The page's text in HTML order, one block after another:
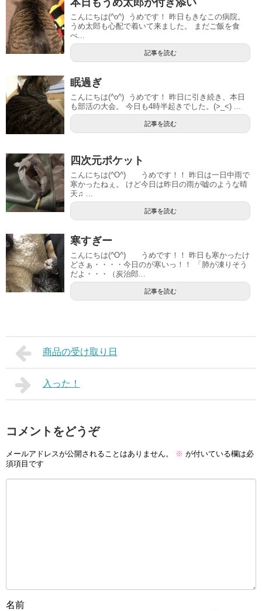
こんにちは(^o^) うめです！ 昨日もきなこの病院。
うめ太郎も心配で着いて来ました。 まだご飯を食
べ...
記事を読む
眠過ぎ
こんにちは(^o^) うめです！ 昨日に引き続き、本日
も部活の大会。 今日も4時半起きでした。(>_<) ...
記事を読む
四次元ポケット
こんにちは(^O^) うめです！！ 昨日は一日中雨で
寒かったねぇ。 けど今日は昨日の雨が嘘のような晴
天♫ ...
記事を読む
寒すぎー
こんにちは(^O^) うめです！！ 昨日も寒かったけ
どさぁ・・・・今日のが寒いっ！！ 「肺が凍りそう
だよ・・・（炭治郎...
記事を読む
商品の受け取り日
入った！
コメントをどうぞ
メールアドレスが公開されることはありません。 ※ が付いている欄は必
須項目です
名前